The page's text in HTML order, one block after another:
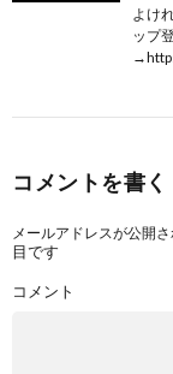
よけ
ップ
コメントを書く
メールアドレスが公開
目です
コメント